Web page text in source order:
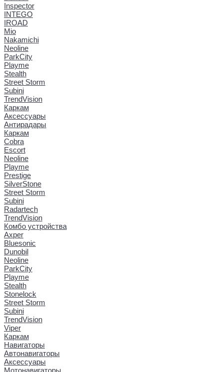
Inspector
INTEGO
IROAD
Mio
Nakamichi
Neoline
ParkCity
Playme
Stealth
Street Storm
Subini
TrendVision
Каркам
Аксессуары
Антирадары
Каркам
Cobra
Escort
Neoline
Playme
Prestige
SilverStone
Street Storm
Subini
Radartech
TrendVision
Комбо устройства
Axper
Bluesonic
Dunobil
Neoline
ParkCity
Playme
Stealth
Stonelock
Street Storm
Subini
TrendVision
Viper
Каркам
Навигаторы
Автонавигаторы
Аксессуары
Мотонавигаторы